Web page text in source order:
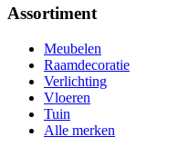
Assortiment
Meubelen
Raamdecoratie
Verlichting
Vloeren
Tuin
Alle merken